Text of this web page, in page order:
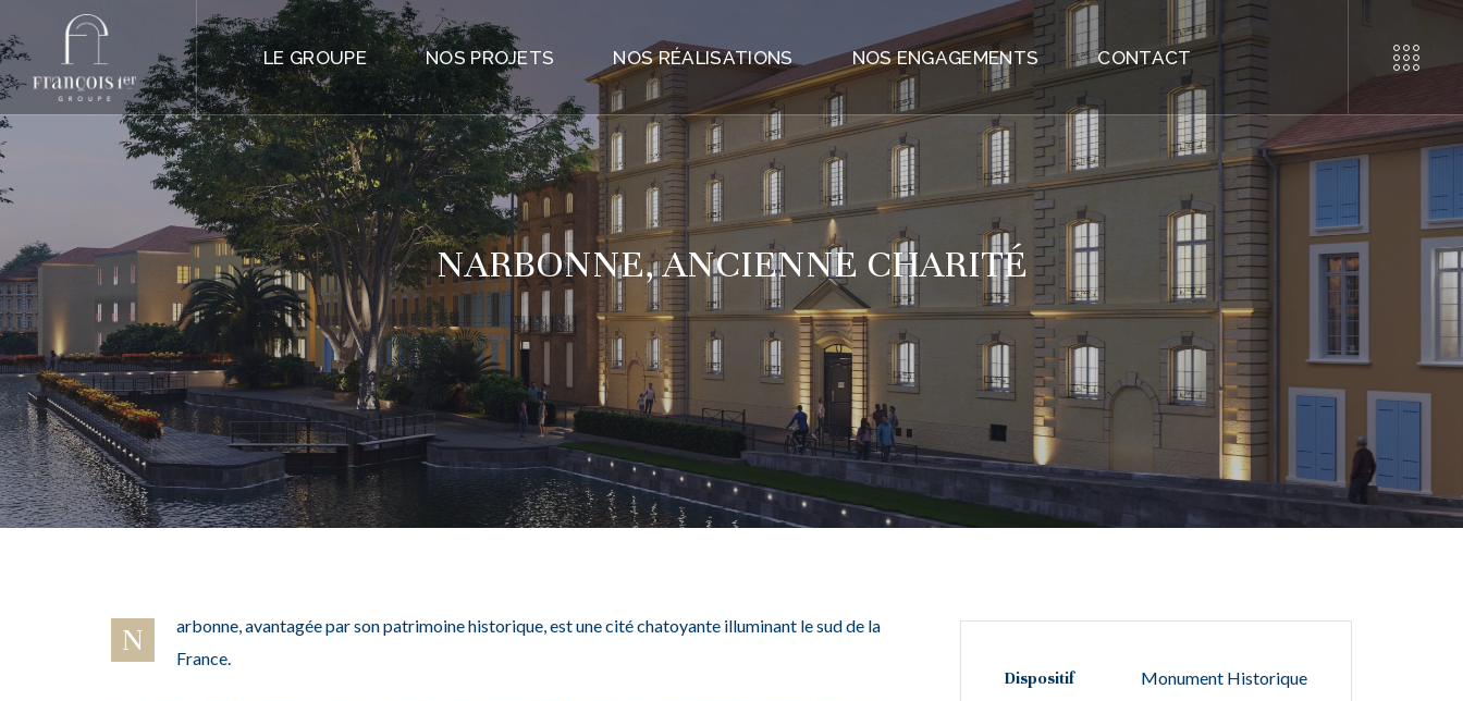
LE GROUPE NOS PROJETS NOS RÉALISATIONS NOS ENGAGEMENTS CONTACT
NARBONNE, ANCIENNE CHARITÉ
N
arbonne, avantagée par son patrimoine historique, est une cité chatoyante illuminant le sud de la
France.
Dispositif Monument Historique